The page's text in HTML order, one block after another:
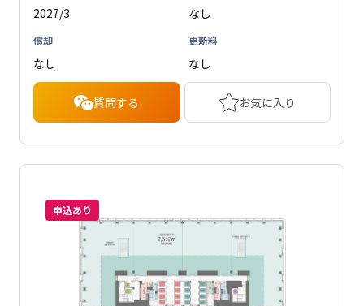
2027/3 なし
償却
なし
更新料
なし
質問する お気に入り
申込あり